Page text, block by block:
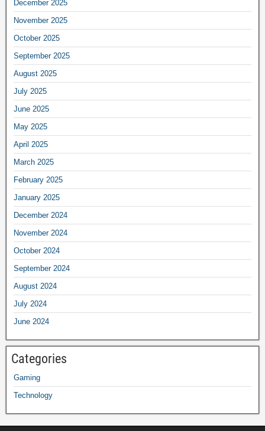
December 2025
November 2025
October 2025
September 2025
August 2025
July 2025
June 2025
May 2025
April 2025
March 2025
February 2025
January 2025
December 2024
November 2024
October 2024
September 2024
August 2024
July 2024
June 2024
Categories
Gaming
Technology